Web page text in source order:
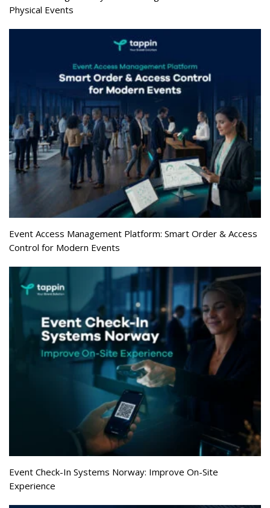
Physical Events
Event Access Management Platform: Smart Order & Access
Control for Modern Events
Event Check-In Systems Norway: Improve On-Site
Experience